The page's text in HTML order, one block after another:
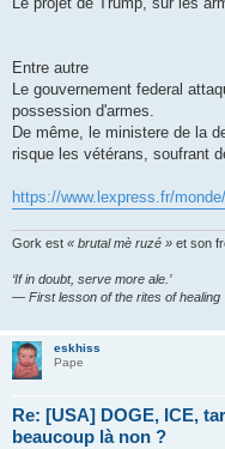
a
Entre autre
Le gouvernement federal
possession d'armes.
De même, le ministere de la
risque les vétérans, soufrant
https://www.lexpress.fr/
Gork est « brutal mè ruzé » et son
‘If in doubt, serve more ale.’
— First lesson of the rites of healing
eskhiss
Pape
Re: [USA] DOGE, ICE,
beaucoup là non ?